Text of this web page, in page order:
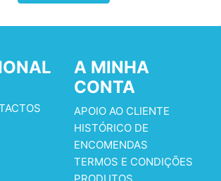
A MINHA
CONTA
APOIO AO CLIENTE
HISTÓRICO DE
ENCOMENDAS
TERMOS E CONDIÇÕES